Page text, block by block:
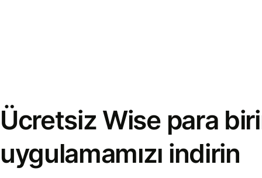
Ücretsiz Wise para
uygulamamızı indirin